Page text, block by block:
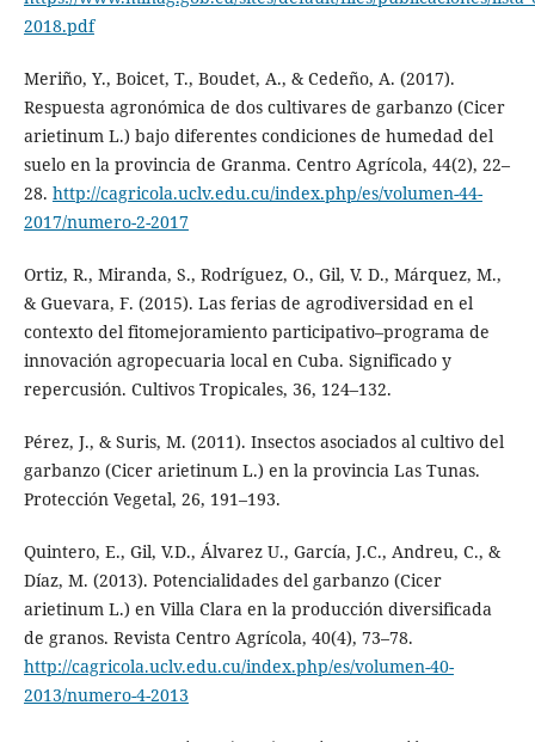
2018.pdf
Meriño, Y., Boicet, T., Boudet, A., & Cedeño, A. (2017).
Respuesta agronómica de dos cultivares de garbanzo (Cicer
arietinum L.) bajo diferentes condiciones de humedad del
suelo en la provincia de Granma. Centro Agrícola, 44(2), 22–
28. http://cagricola.uclv.edu.cu/index.php/es/volumen-44-
2017/numero-2-2017
Ortiz, R., Miranda, S., Rodríguez, O., Gil, V. D., Márquez, M.,
& Guevara, F. (2015). Las ferias de agrodiversidad en el
contexto del fitomejoramiento participativo–programa de
innovación agropecuaria local en Cuba. Significado y
repercusión. Cultivos Tropicales, 36, 124–132.
Pérez, J., & Suris, M. (2011). Insectos asociados al cultivo del
garbanzo (Cicer arietinum L.) en la provincia Las Tunas.
Protección Vegetal, 26, 191–193.
Quintero, E., Gil, V.D., Álvarez U., García, J.C., Andreu, C., &
Díaz, M. (2013). Potencialidades del garbanzo (Cicer
arietinum L.) en Villa Clara en la producción diversificada
de granos. Revista Centro Agrícola, 40(4), 73–78.
http://cagricola.uclv.edu.cu/index.php/es/volumen-40-
2013/numero-4-2013